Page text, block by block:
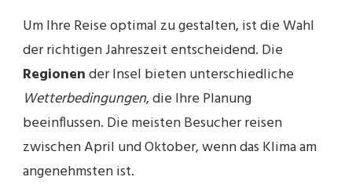
Um Ihre Reise optimal zu gestalten, ist die Wahl
der richtigen Jahreszeit entscheidend. Die
Regionender Insel bieten unterschiedliche
Wetterbedingungen, die Ihre Planung
beeinflussen. Die meisten Besucher reisen
zwischen April und Oktober, wenn das Klima am
angenehmsten ist.